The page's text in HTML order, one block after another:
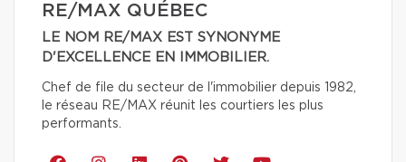
RE/MAX QUÉBEC
LE NOM RE/MAX EST SYNONYME
D'EXCELLENCE EN IMMOBILIER.
Chef de file du secteur de l'immobilier depuis 1982,
le réseau RE/MAX réunit les courtiers les plus
performants.